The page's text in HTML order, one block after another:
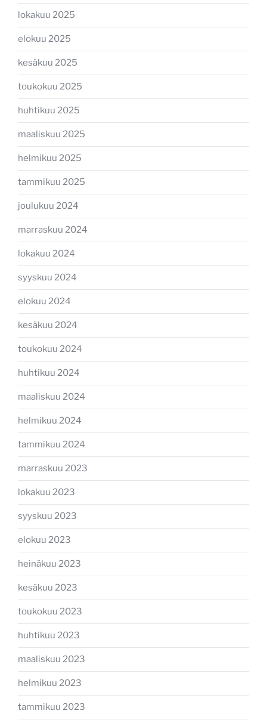
lokakuu 2025
elokuu 2025
kesäkuu 2025
toukokuu 2025
huhtikuu 2025
maaliskuu 2025
helmikuu 2025
tammikuu 2025
joulukuu 2024
marraskuu 2024
lokakuu 2024
syyskuu 2024
elokuu 2024
kesäkuu 2024
toukokuu 2024
huhtikuu 2024
maaliskuu 2024
helmikuu 2024
tammikuu 2024
marraskuu 2023
lokakuu 2023
syyskuu 2023
elokuu 2023
heinäkuu 2023
kesäkuu 2023
toukokuu 2023
huhtikuu 2023
maaliskuu 2023
helmikuu 2023
tammikuu 2023